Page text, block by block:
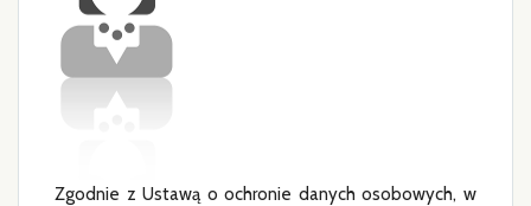
Zgodnie z Ustawą o ochronie danych osobowych, w